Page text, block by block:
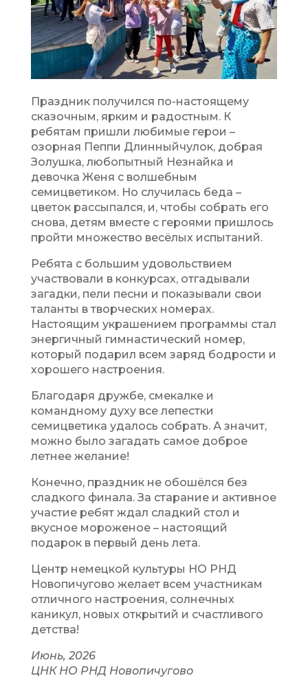
Праздник получился по-настоящему
сказочным, ярким и радостным. К
ребятам пришли любимые герои –
озорная Пеппи Длинныйчулок, добрая
Золушка, любопытный Незнайка и
девочка Женя с волшебным
семицветиком. Но случилась беда –
цветок рассыпался, и, чтобы собрать его
снова, детям вместе с героями пришлось
пройти множество весёлых испытаний.
Ребята с большим удовольствием
участвовали в конкурсах, отгадывали
загадки, пели песни и показывали свои
таланты в творческих номерах.
Настоящим украшением программы стал
энергичный гимнастический номер,
который подарил всем заряд бодрости и
хорошего настроения.
Благодаря дружбе, смекалке и
командному духу все лепестки
семицветика удалось собрать. А значит,
можно было загадать самое доброе
летнее желание!
Конечно, праздник не обошёлся без
сладкого финала. За старание и активное
участие ребят ждал сладкий стол и
вкусное мороженое – настоящий
подарок в первый день лета.
Центр немецкой культуры НО РНД
Новопичугово желает всем участникам
отличного настроения, солнечных
каникул, новых открытий и счастливого
детства!
Июнь, 2026
ЦНК НО РНД Новопичугово